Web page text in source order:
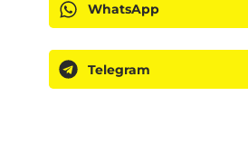
WhatsApp
Telegram